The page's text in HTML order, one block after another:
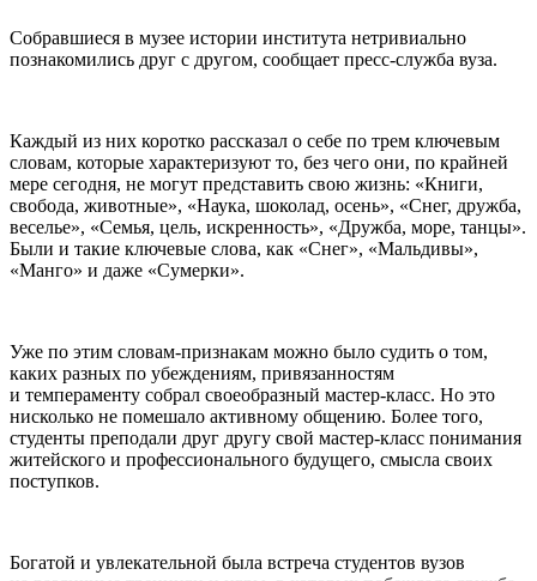
Собравшиеся в музее истории института нетривиально
познакомились друг с другом, сообщает пресс-служба вуза.
Каждый из них коротко рассказал о себе по трем ключевым
словам, которые характеризуют то, без чего они, по крайней
мере сегодня, не могут представить свою жизнь: «Книги,
свобода, животные», «Наука, шоколад, осень», «Снег, дружба,
веселье», «Семья, цель, искренность», «Дружба, море, танцы».
Были и такие ключевые слова, как «Снег», «Мальдивы»,
«Манго» и даже «Сумерки».
Уже по этим словам-признакам можно было судить о том,
каких разных по убеждениям, привязанностям
и темпераменту собрал своеобразный мастер-класс. Но это
нисколько не помешало активному общению. Более того,
студенты преподали друг другу свой мастер-класс понимания
житейского и профессионального будущего, смысла своих
поступков.
Богатой и увлекательной была встреча студентов вузов